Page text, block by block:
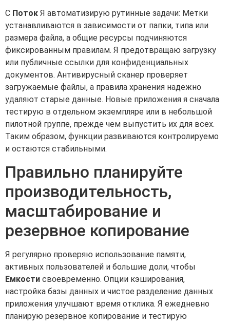
С Поток Я автоматизирую рутинные задачи: Метки
устанавливаются в зависимости от папки, типа или
размера файла, а общие ресурсы подчиняются
фиксированным правилам. Я предотвращаю загрузку
или публичные ссылки для конфиденциальных
документов. Антивирусный сканер проверяет
загружаемые файлы, а правила хранения надежно
удаляют старые данные. Новые приложения я сначала
тестирую в отдельном экземпляре или в небольшой
пилотной группе, прежде чем выпустить их для всех.
Таким образом, функции развиваются контролируемо
и остаются стабильными.
Правильно планируйте
производительность,
масштабирование и
резервное копирование
Я регулярно проверяю использование памяти,
активных пользователей и большие доли, чтобы
Емкости своевременно. Опции кэширования,
настройка базы данных и чистое разделение данных
приложения улучшают время отклика. Я ежедневно
планирую резервное копирование и тестирую